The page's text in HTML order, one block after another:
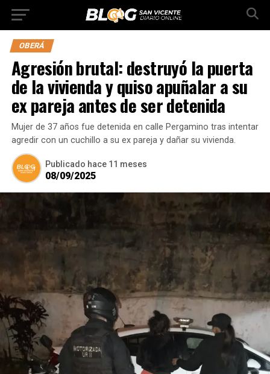
OBERÁ
Agresión brutal: destruyó la puerta
de la vivienda y quiso apuñalar a su
ex pareja antes de ser detenida
Mujer de 37 años fue detenida en calle Pergamino tras intentar
agredir con un cuchillo a su ex pareja y dañar su vivienda.
Publicado hace 11 meses
08/09/2025